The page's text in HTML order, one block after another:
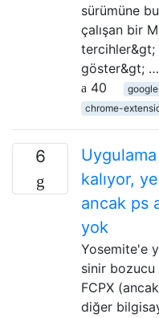
sürümüne
çalışan bir
tercihler&gt;
göster&gt; …
40
chrome-
6
kalıyor,
ancak ps
yok
Yosemite'e
sinir bozucu
FCPX
diğer